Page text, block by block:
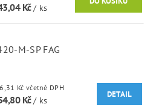
Kč/ ks
M-SP FAG
35 156,31 Kč včetně DPH
Kč/ ks
DETAIL